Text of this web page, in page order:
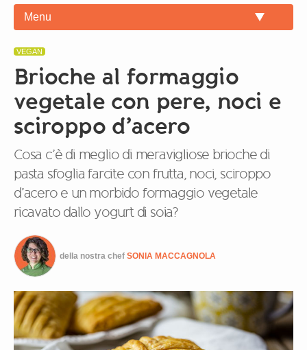
Menu
VEGAN
Brioche al formaggio
vegetale con pere, noci e
sciroppo d’acero
Cosa c’è di meglio di meravigliose brioche di
pasta sfoglia farcite con frutta, noci, sciroppo
d’acero e un morbido formaggio vegetale
ricavato dallo yogurt di soia?
della nostra chef SONIA MACCAGNOLA